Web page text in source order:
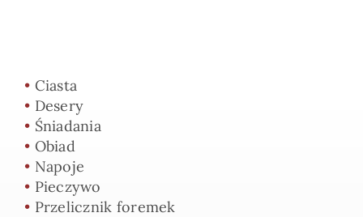
• Ciasta
• Desery
• Śniadania
• Obiad
• Napoje
• Pieczywo
• Przelicznik foremek